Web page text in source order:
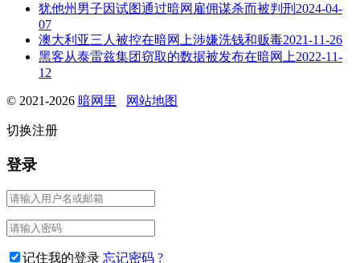
犹他州男子因试图通过暗网雇佣谋杀而被判刑 2024-04-
07
澳大利亚三人被控在暗网上涉嫌洗钱和贩毒2021-11-26
黑客从泰雷兹集团窃取的数据被发布在暗网上2022-11-
12
© 2021-2026 暗网里 网站地图
切换注册
登录
记住我的登录 忘记密码 ?